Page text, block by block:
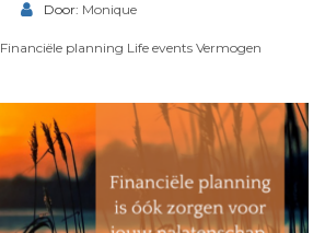
Door: Monique
Financiële planning Life events Vermogen